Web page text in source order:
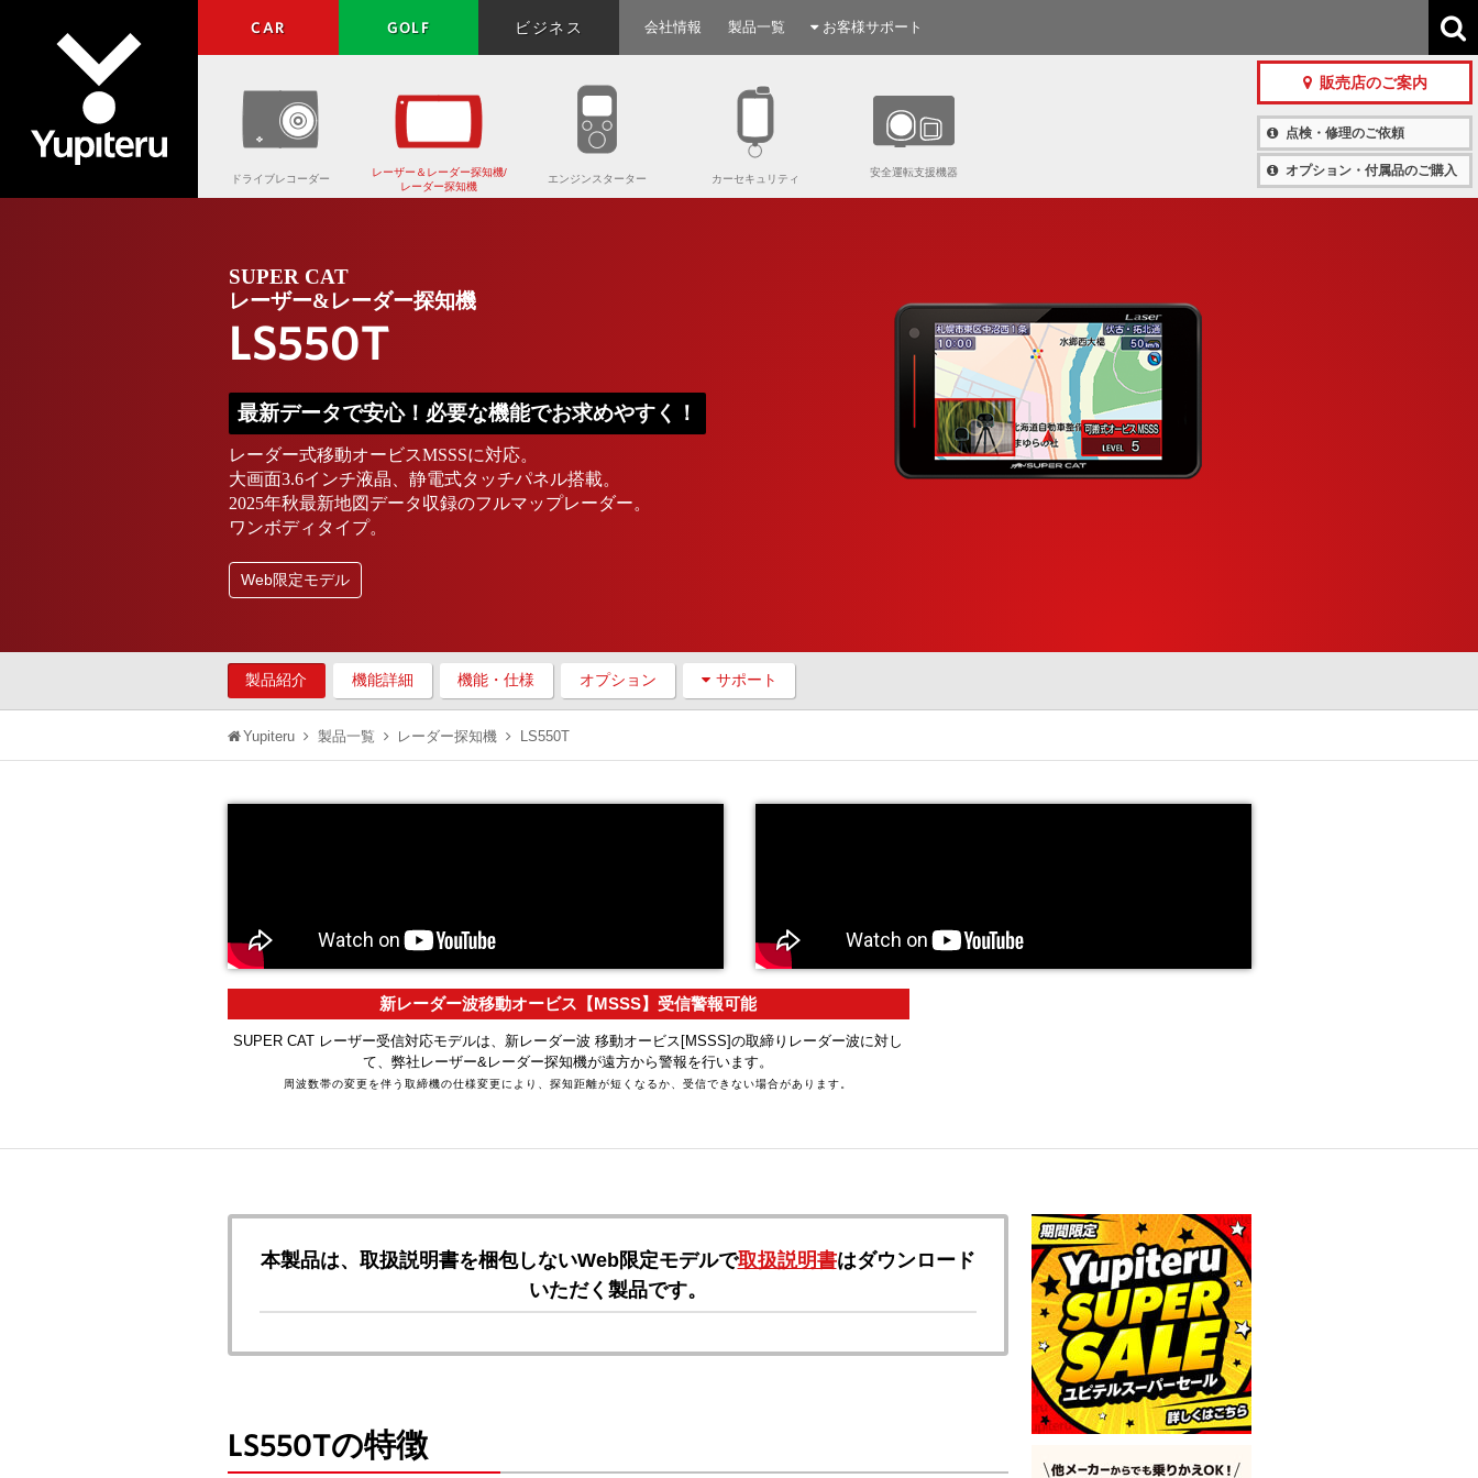
CAR GOLF ビジネス 会社情報 製品一覧 お客様サポート
販売店のご案内
点検・修理のご依頼
オプション・付属品のご購入
ドライブレコーダー
レーザー＆レーダー探知機/
レーダー探知機
エンジンスターター カーセキュリティ
安全運転支援機器
SUPER CAT
レーザー&レーダー探知機
LS550T
最新データで安心！必要な機能でお求めやすく！
レーダー式移動オービスMSSSに対応。
大画面3.6インチ液晶、静電式タッチパネル搭載。
2025年秋最新地図データ収録のフルマップレーダー。
ワンボディタイプ。
Web限定モデル
製品紹介 機能詳細 機能・仕様 オプション サポート
Yupiteru 製品一覧 レーダー探知機 LS550T
新レーダー波移動オービス【MSSS】受信警報可能
SUPER CAT レーザー受信対応モデルは、新レーダー波 移動オービス[MSSS]の取締りレーダー波に対し
て、弊社レーザー&レーダー探知機が遠方から警報を行います。
周波数帯の変更を伴う取締機の仕様変更により、探知距離が短くなるか、受信できない場合があります。
本製品は、取扱説明書を梱包しないWeb限定モデルで取扱説明書はダウンロード
いただく製品です。
LS550Tの特徴